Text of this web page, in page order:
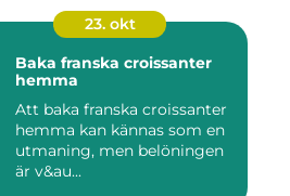
23. okt
Baka franska croissanter
hemma
Att baka franska croissanter
hemma kan kännas som en
utmaning, men belöningen
är v&au...